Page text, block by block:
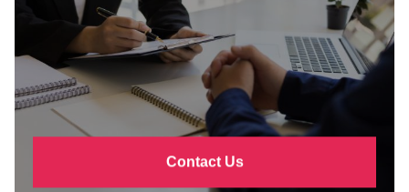
Contact Us